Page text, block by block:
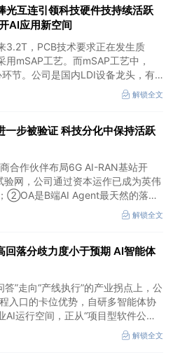
光互连引领科技硬件技持续活跃
AI应用新空间
3.2T，PCB技术要求正在发生质
mSAP工艺。而mSAP工艺中，
节。公司是国内LDI设备龙头，有
成为不可或缺的关键“铲子股”。解锁全文
一步被验证 科技分化中保持活跃
合作伙伴布局6G AI-RAN基站开
网，公司通过资本运作已成为英伟
②OA是B端AI Agent最天然的落地
积累的场景厚度正从协同管理软件龙
枢纽；③市场重组、股权转让暗线
解锁全文
回落分歧力度小于预期 AI智能体
”走向“产线执行”的产业拐点上，公
入口的卡位优势，自研多智能体协
AI运行空间，正从“项目型软件公
。
解锁全文